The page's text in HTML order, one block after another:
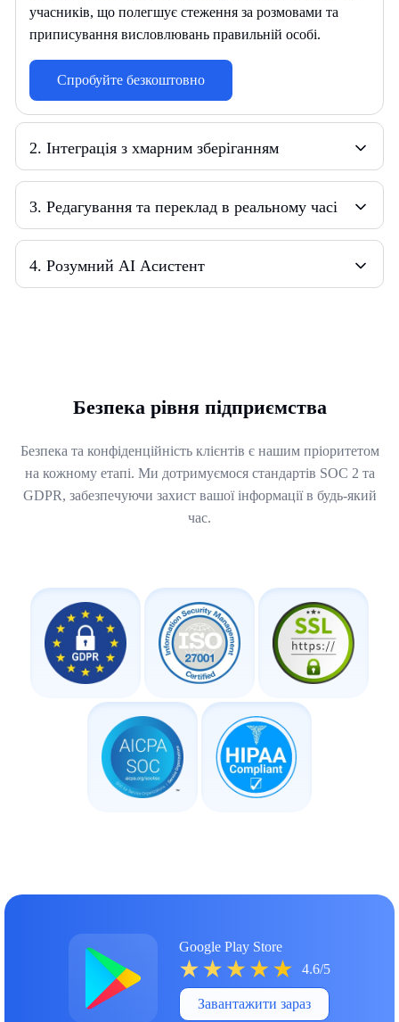
учасників, що полегшує стеження за розмовами та
приписування висловлювань правильній особі.
Спробуйте безкоштовно
2. Інтеграція з хмарним зберіганням
3. Редагування та переклад в реальному часі
4. Розумний AI Асистент
Безпека рівня підприємства
Безпека та конфіденційність клієнтів є нашим пріоритетом
на кожному етапі. Ми дотримуємося стандартів SOC 2 та
GDPR, забезпечуючи захист вашої інформації в будь-який
час.
Google Play Store
4.6/5
Завантажити зараз